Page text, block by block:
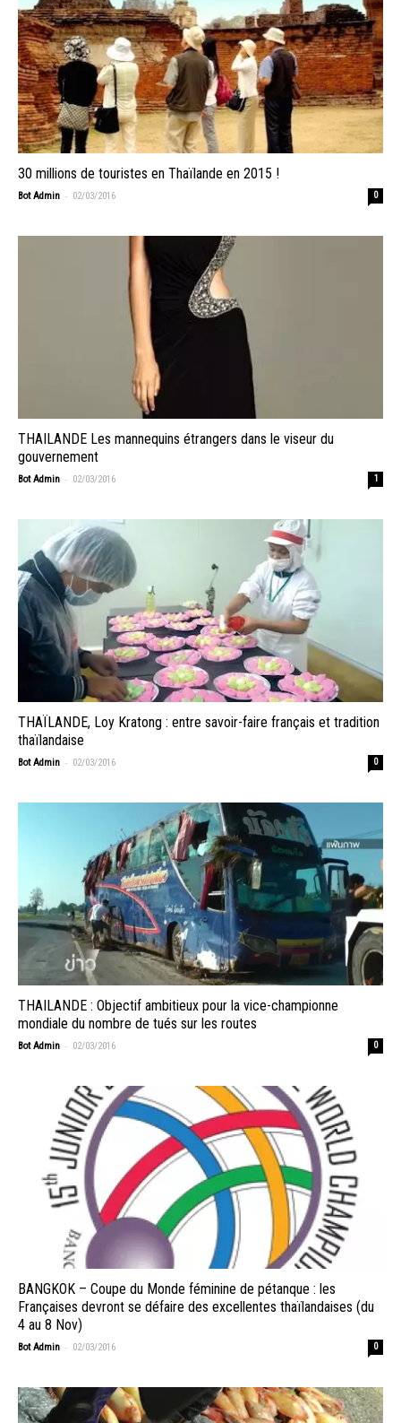
30 millions de touristes en Thaïlande en 2015 !
Bot Admin - 02/03/2016 0
THAILANDE Les mannequins étrangers dans le viseur du
gouvernement
Bot Admin - 02/03/2016 1
THAÏLANDE, Loy Kratong : entre savoir-faire français et tradition
thaïlandaise
Bot Admin - 02/03/2016 0
THAILANDE : Objectif ambitieux pour la vice-championne
mondiale du nombre de tués sur les routes
Bot Admin - 02/03/2016 0
BANGKOK – Coupe du Monde féminine de pétanque : les
Françaises devront se défaire des excellentes thaïlandaises (du
4 au 8 Nov)
Bot Admin - 02/03/2016 0